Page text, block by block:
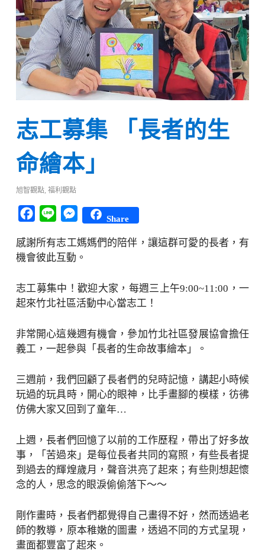
志工募集 「長者的生
命繪本」
旭智觀點, 福利觀點
Facebook
Line Messenger
Share
感謝所有志工媽媽們的陪伴，讓這群可愛的長者，有
機會彼此互動。
志工募集中！歡迎大家，每週三上午9:00~11:00，一
起來竹北社區活動中心當志工！
非常開心這幾週有機會，參加竹北社區發展協會擔任
義工，一起參與「長者的生命故事繪本」。
三週前，我們回顧了長者們的兒時記憶，講起小時候
玩過的玩具時，開心的眼神，比手畫腳的模樣，彷彿
仿佛大家又回到了童年…
上週，長者們回憶了以前的工作歷程，帶出了好多故
事，「苦過來」是每位長者共同的寫照，有些長者提
到過去的輝煌歲月，聲音洪亮了起來；有些則想起懷
念的人，思念的眼淚偷偷落下～～
剛作畫時，長者們都覺得自己畫得不好，然而透過老
師的教導，原本稚嫩的圖畫，透過不同的方式呈現，
畫面都豐富了起來。